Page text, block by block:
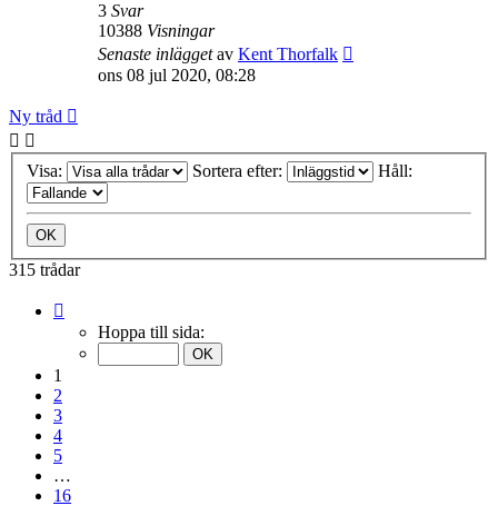
3 Svar
10388 Visningar
Senaste inläggetav Kent Thorfalk
ons 08 jul 2020, 08:28
Ny tråd
Visa: Sortera efter: Håll:
315 trådar
Hoppa till sida:
1
2
3
4
5
…
16